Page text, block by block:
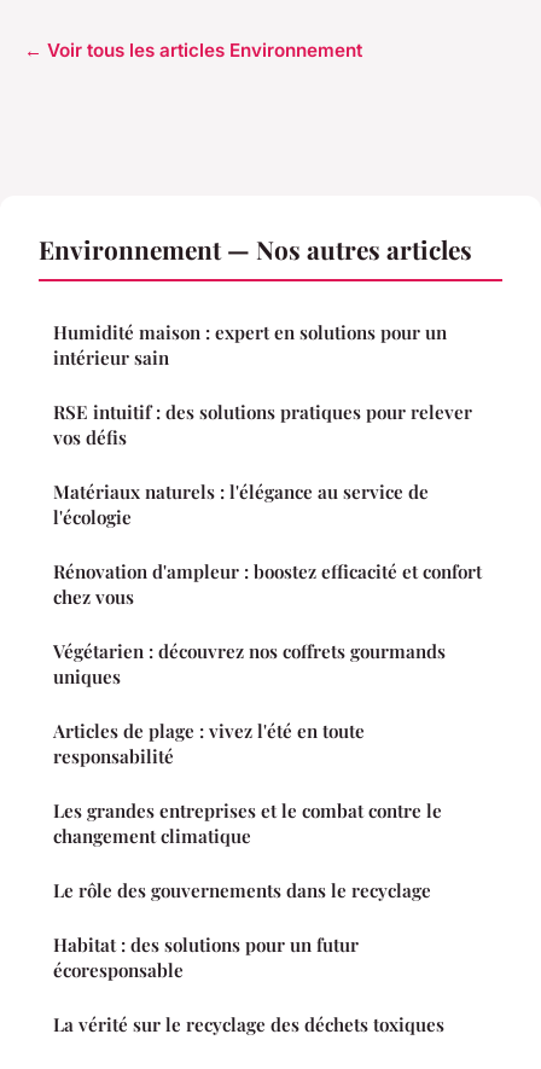
← Voir tous les articles Environnement
Environnement — Nos autres articles
Humidité maison : expert en solutions pour un
intérieur sain
RSE intuitif : des solutions pratiques pour relever
vos défis
Matériaux naturels : l'élégance au service de
l'écologie
Rénovation d'ampleur : boostez efficacité et confort
chez vous
Végétarien : découvrez nos coffrets gourmands
uniques
Articles de plage : vivez l'été en toute
responsabilité
Les grandes entreprises et le combat contre le
changement climatique
Le rôle des gouvernements dans le recyclage
Habitat : des solutions pour un futur
écoresponsable
La vérité sur le recyclage des déchets toxiques